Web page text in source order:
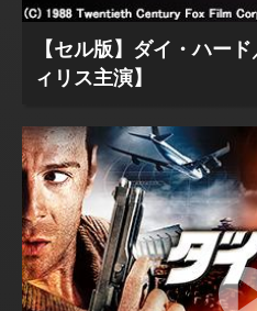
【セル版】ダイ・ハー
ィリス主演】